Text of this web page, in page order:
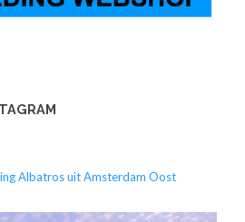
Albatros uit Amsterdam Oost